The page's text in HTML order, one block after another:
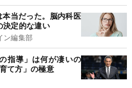
本当だった。脳内科医
決定的な違い
ン編集部
指導」は何が凄いの
て方」の極意